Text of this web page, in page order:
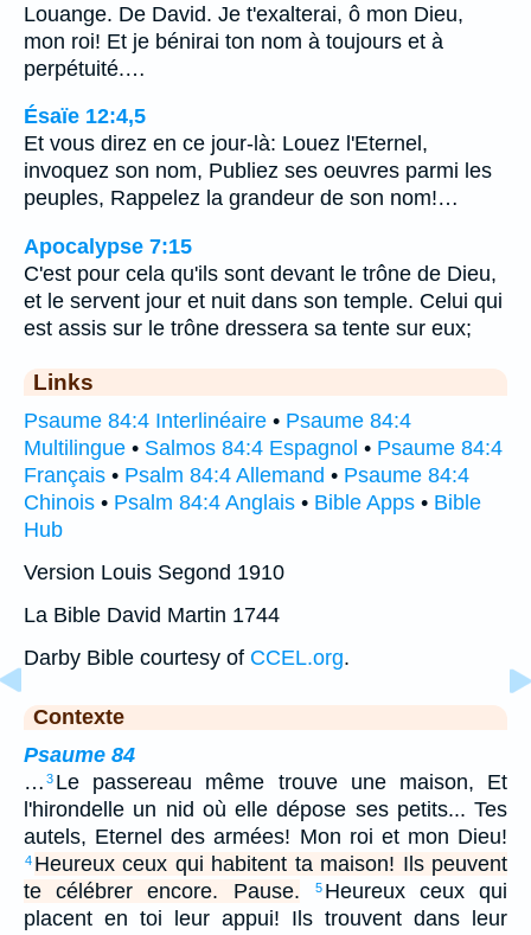
Louange. De David. Je t'exalterai, ô mon Dieu,
mon roi! Et je bénirai ton nom à toujours et à
perpétuité.…
Ésaïe 12:4,5
Et vous direz en ce jour-là: Louez l'Eternel,
invoquez son nom, Publiez ses oeuvres parmi les
peuples, Rappelez la grandeur de son nom!…
Apocalypse 7:15
C'est pour cela qu'ils sont devant le trône de Dieu,
et le servent jour et nuit dans son temple. Celui qui
est assis sur le trône dressera sa tente sur eux;
Links
Psaume 84:4 Interlinéaire • Psaume 84:4
Multilingue • Salmos 84:4 Espagnol • Psaume 84:4
Français • Psalm 84:4 Allemand • Psaume 84:4
Chinois • Psalm 84:4 Anglais • Bible Apps • Bible
Hub
Version Louis Segond 1910
La Bible David Martin 1744
Darby Bible courtesy of CCEL.org.
Contexte
Psaume 84
… 3 Le passereau même trouve une maison, Et
l'hirondelle un nid où elle dépose ses petits... Tes
autels, Eternel des armées! Mon roi et mon Dieu!
4 Heureux ceux qui habitent ta maison! Ils peuvent
te célébrer encore. Pause.
5 Heureux ceux qui
placent en toi leur appui! Ils trouvent dans leur